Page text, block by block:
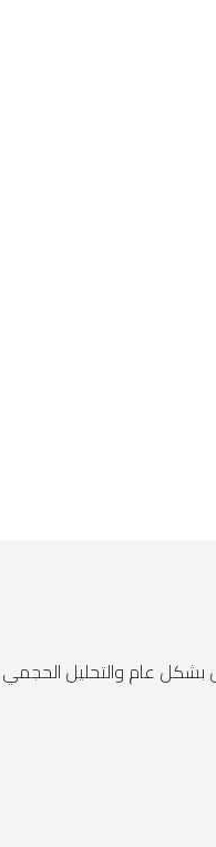
بشكل عام والتحليل